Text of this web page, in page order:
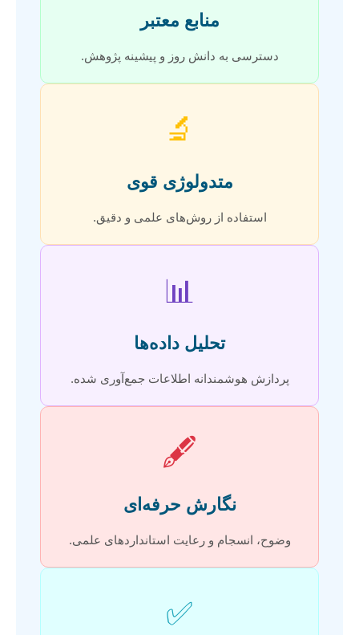
منابع معتبر
دسترسی به دانش روز و پیشینه پژوهش.
🔬
متدولوژی قوی
استفاده از روش‌های علمی و دقیق.
📊
تحلیل داده‌ها
پردازش هوشمندانه اطلاعات جمع‌آوری شده.
🖋️
نگارش حرفه‌ای
وضوح، انسجام و رعایت استانداردهای علمی.
✅